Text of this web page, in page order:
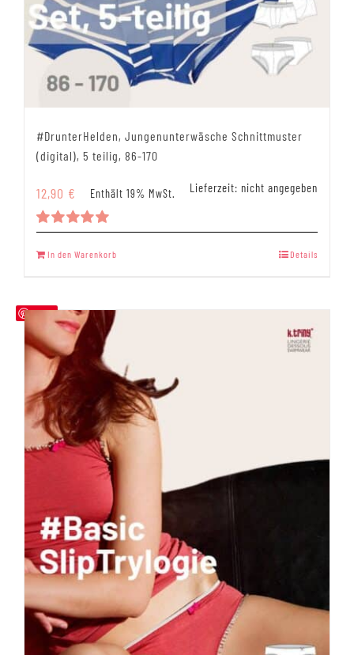
#DrunterHelden, Jungenunterwäsche Schnittmuster
(digital), 5 teilig, 86-170
mit5.00
12,90 € Enthält 19% MwSt. Lieferzeit: nicht angegeben
In den Warenkorb Details
Save